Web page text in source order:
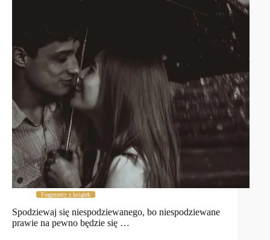
Fragmenty z książek
Spodziewaj się niespodziewanego, bo niespodziewane
prawie na pewno będzie się …